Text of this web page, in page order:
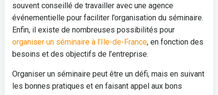
souvent conseillé de travailler avec une agence
événementielle pour faciliter l’organisation du séminaire.
Enfin, il existe de nombreuses possibilités pour
organiser un séminaire à l’Ile-de-France, en fonction des
besoins et des objectifs de l’entreprise.
Organiser un séminaire peut être un défi, mais en suivant
les bonnes pratiques et en faisant appel aux bons